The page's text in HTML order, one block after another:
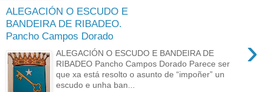
ALEGACIÓN O ESCUDO E
BANDEIRA DE RIBADEO.
Pancho Campos Dorado
›
ALEGACIÓN O ESCUDO E BANDEIRA DE
RIBADEO Pancho Campos Dorado Parece ser
que xa está resolto o asunto de “impoñer” un
escudo e unha ban...